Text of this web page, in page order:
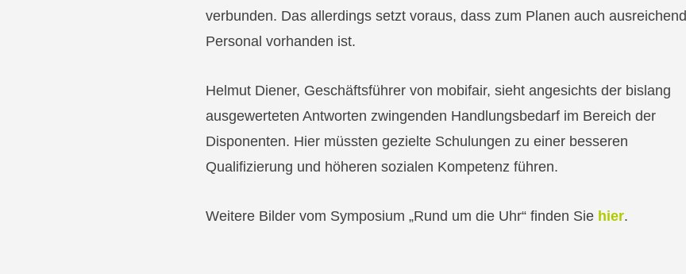
verbunden. Das allerdings setzt voraus, dass zum Planen auch ausreichend
Personal vorhanden ist.
Helmut Diener, Geschäftsführer von mobifair, sieht angesichts der bislang
ausgewerteten Antworten zwingenden Handlungsbedarf im Bereich der
Disponenten. Hier müssten gezielte Schulungen zu einer besseren
Qualifizierung und höheren sozialen Kompetenz führen.
Weitere Bilder vom Symposium „Rund um die Uhr“ finden Sie hier.